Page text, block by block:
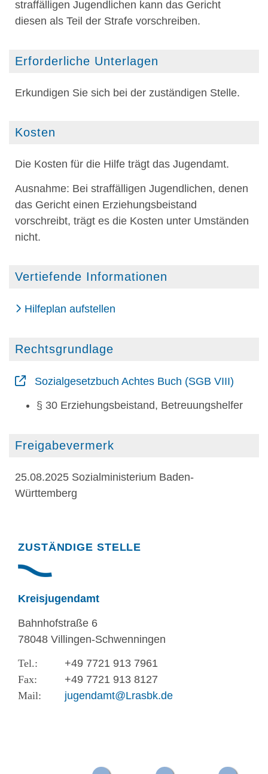
straffälligen Jugendlichen kann das Gericht
diesen als Teil der Strafe vorschreiben.
Erforderliche Unterlagen
Erkundigen Sie sich bei der zuständigen Stelle.
Kosten
Die Kosten für die Hilfe trägt das Jugendamt.
Ausnahme: Bei straffälligen Jugendlichen, denen
das Gericht einen Erziehungsbeistand
vorschreibt, trägt es die Kosten unter Umständen
nicht.
Vertiefende Informationen
Hilfeplan aufstellen
Rechtsgrundlage
Sozialgesetzbuch Achtes Buch (SGB VIII)
§ 30 Erziehungsbeistand, Betreuungshelfer
Freigabevermerk
25.08.2025 Sozialministerium Baden-
Württemberg
Randspalte
ZUSTÄNDIGE STELLE
Kreisjugendamt
Bahnhofstraße 6
78048 Villingen-Schwenningen
+49 7721 913 7961
+49 7721 913 8127
jugendamt@Lrasbk.de